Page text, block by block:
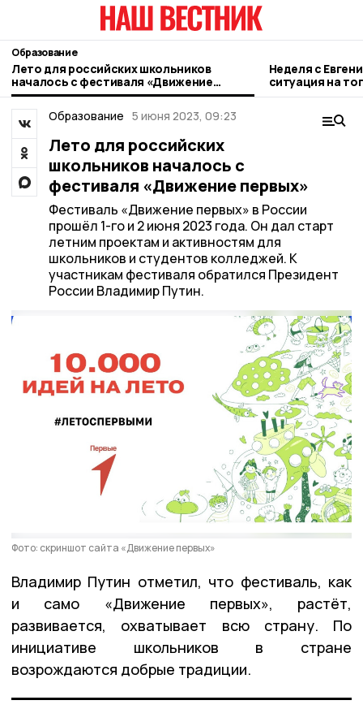
Образование
Лето для российских школьников
началось с фестиваля «Движение
первых»
Неделя с
ситуация на
городе и
Образование 5 июня 2023, 09:23
Лето для российских
школьников началось с
фестиваля «Движение первых»
Фестиваль «Движение первых» в России
прошёл 1-го и 2 июня 2023 года. Он дал старт
летним проектам и активностям для
школьников и студентов колледжей. К
участникам фестиваля обратился Президент
России Владимир Путин.
Фото: скриншот сайта «Движение первых»
Владимир Путин отметил, что фестиваль, как
и само «Движение первых», растёт,
развивается, охватывает всю страну. По
инициативе школьников в стране
возрождаются добрые традиции.